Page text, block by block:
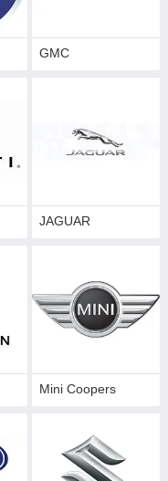
GMC
JAGUAR
Mini Coopers